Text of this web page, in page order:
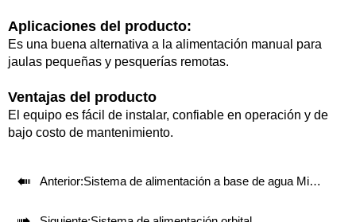
Aplicaciones del producto:
Es una buena alternativa a la alimentación manual para
jaulas pequeñas y pesquerías remotas.
Ventajas del producto
El equipo es fácil de instalar, confiable en operación y de
bajo costo de mantenimiento.
 Anterior:Sistema de alimentación a base de agua MixingFlow